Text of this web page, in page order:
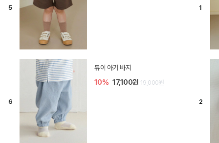
듀이 아기 바지
10% 17,100원 19,000원